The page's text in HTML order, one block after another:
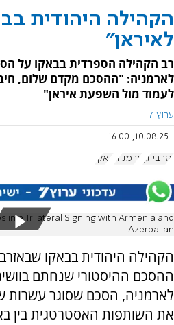
הקהילה היהודית
לאיראן”
רב הקהילה הספרדית בבאקו על
לארמניה: "ההסכם מקדם שלום,
לעמוד מול השפעת איראן"
ערוץ 7
10.08.25, 16:00
אזרבייג'ן ארמניה באקו
in a Trilateral Signing with Armenia and
Azerbaijan
הקהילה היהודית בבאקו
ההסכם ההיסטורי שנחתם
לארמניה, הסכם שסוגר עשרות
את השותפות האסטרטגית בין